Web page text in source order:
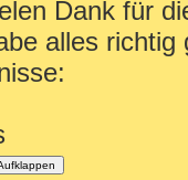
Dank für
alles richtig